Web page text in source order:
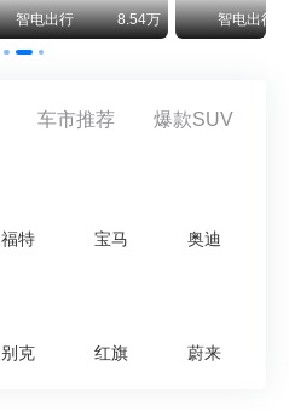
智电出行 8.54万 智电出行
车市推荐 爆款SUV
福特 宝马 奥迪
别克 红旗 蔚来